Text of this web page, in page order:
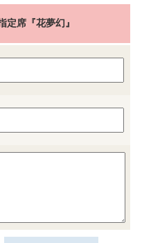
定席『花夢幻』